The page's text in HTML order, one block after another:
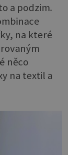
a podzim.
na které
něco
na textil a